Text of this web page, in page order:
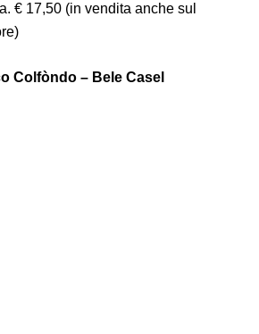
€ 17,50 (in vendita anche sul
Colfòndo – Bele Casel